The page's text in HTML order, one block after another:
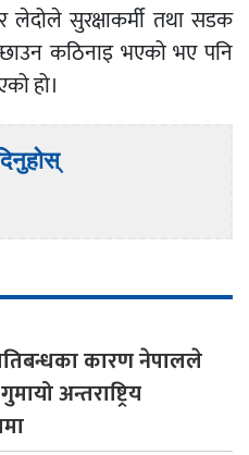
सुरक्षाकर्मी तथा सडक
कठिनाइ भएको भए पनि
हो।
कारण नेपालले
अन्तराष्ट्रिय